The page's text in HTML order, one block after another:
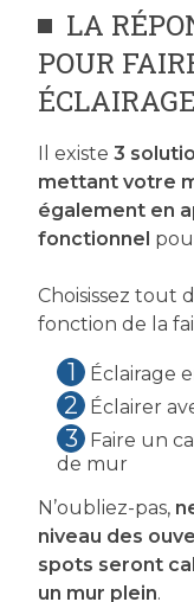
LA
POUR
Il existe 3
mettant votre
également en
fonctionnel
Choisissez tout
fonction de la
1 Éclairage
2 Éclairer
3
Faire un
de mur
N’oubliez-pas,
niveau des
spots seront
un mur plein.